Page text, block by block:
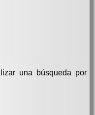
una búsqueda por